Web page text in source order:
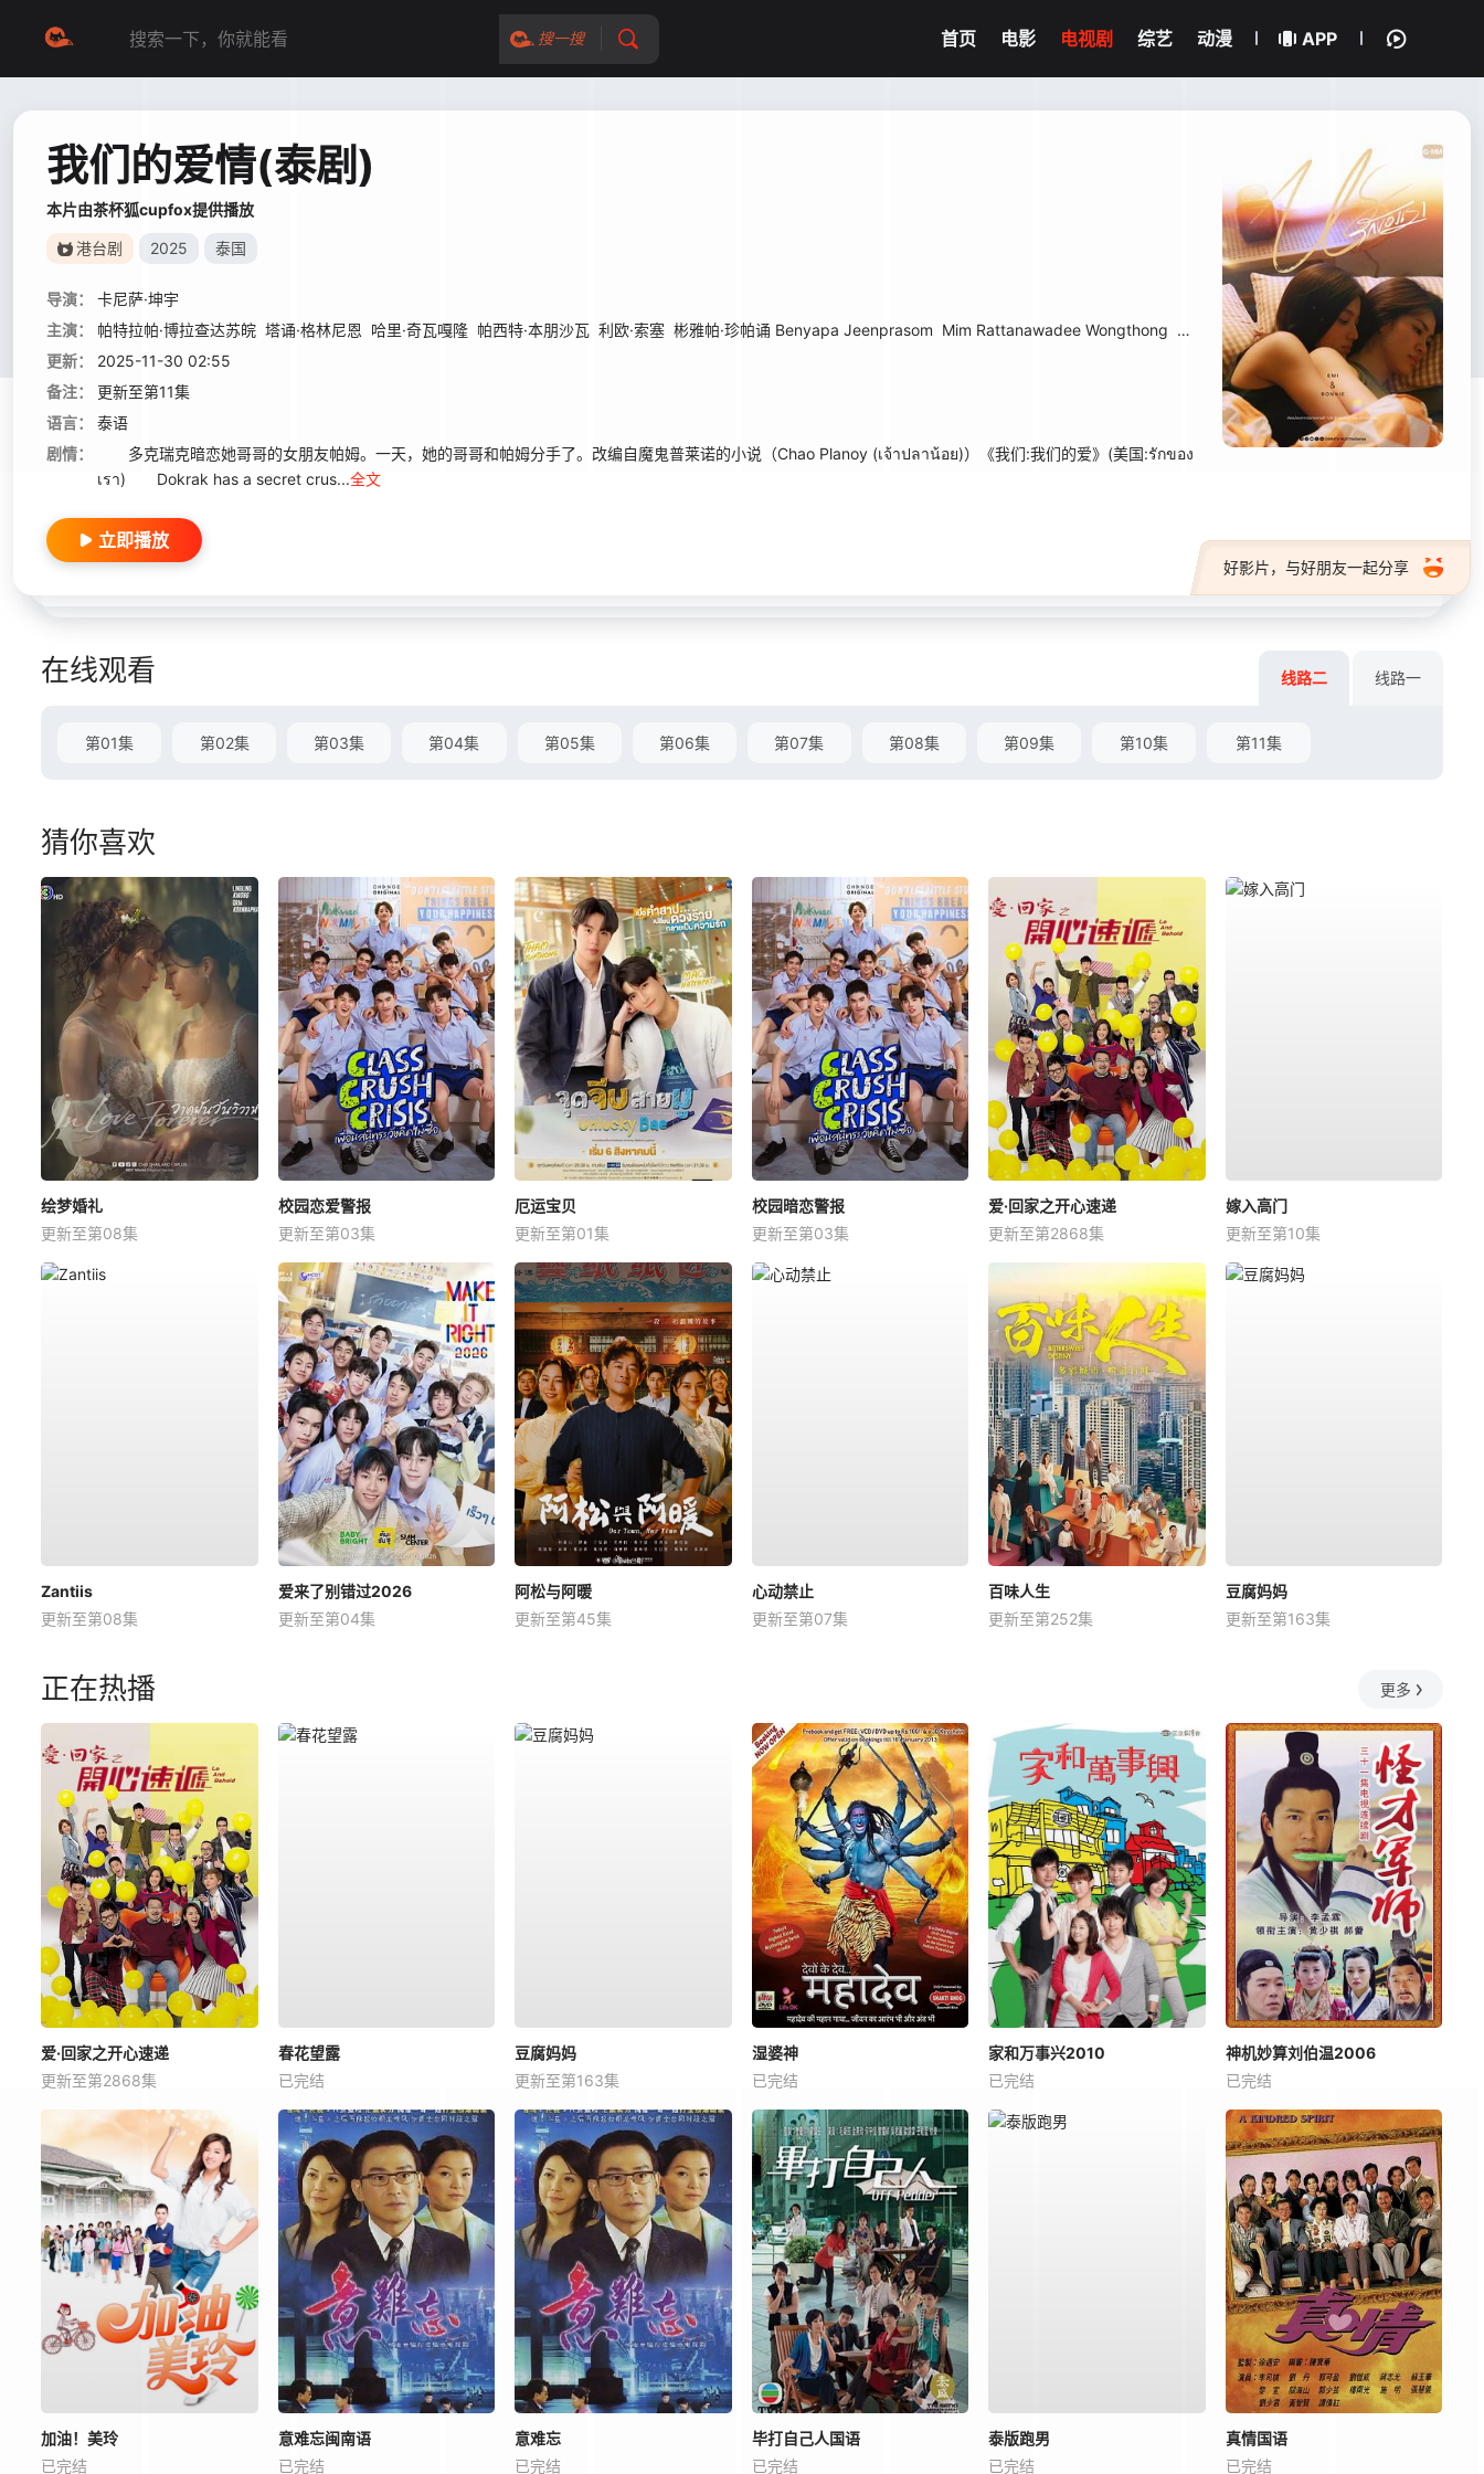
搜一搜 首页 电影 电视剧 综艺 动漫 APP
我们的爱情(泰剧)
本片由茶杯狐cupfox提供播放
港台剧 2025 泰国
导演：
卡尼萨·坤宇
主演：
帕特拉帕·博拉查达苏皖 塔诵·格林尼恩 哈里·奇瓦嘎隆 帕西特·本朋沙瓦 利欧·索塞 彬雅帕·珍帕诵 Benyapa Jeenprasom Mim Rattanawadee Wongthong 萨曼莎·梅兰妮·蔻兹
彭佩特齐·潘功
更新：
2025-11-30 02:55
备注：
更新至第11集
语言：
泰语
剧情：
多克瑞克暗恋她哥哥的女朋友帕姆。一天，她的哥哥和帕姆分手了。改编自魔鬼普莱诺的小说（Chao Planoy (เจ้าปลาน้อย)）《我们:我们的爱》(美国:รักของ
เรา) Dokrak has a secret crus...全文
好影片，与好朋友一起分享
立即播放
在线观看 线路二 线路一
第01集 第02集 第03集 第04集 第05集 第06集 第07集 第08集 第09集 第10集 第11集
猜你喜欢
绘梦婚礼
更新至第08集
校园恋爱警报
更新至第03集
厄运宝贝
更新至第01集
校园暗恋警报
更新至第03集
爱·回家之开心速递
更新至第2868集
嫁入高门
更新至第10集
Zantiis
更新至第08集
爱来了别错过2026
更新至第04集
阿松与阿暖
更新至第45集
心动禁止
更新至第07集
百味人生
更新至第252集
豆腐妈妈
更新至第163集
正在热播 更多
爱·回家之开心速递
更新至第2868集
春花望露
已完结
豆腐妈妈
更新至第163集
湿婆神
已完结
家和万事兴2010
已完结
神机妙算刘伯温2006
已完结
加油！美玲
已完结
意难忘闽南语
已完结
意难忘
已完结
毕打自己人国语
已完结
泰版跑男
已完结
真情国语
已完结